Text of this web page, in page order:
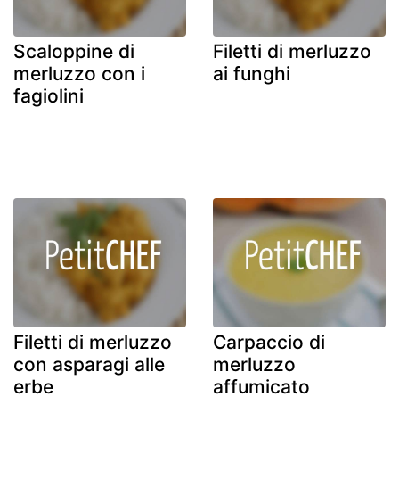
Scaloppine di
merluzzo con i
fagiolini
Filetti di merluzzo
ai funghi
Filetti di merluzzo
con asparagi alle
erbe
Carpaccio di
merluzzo
affumicato